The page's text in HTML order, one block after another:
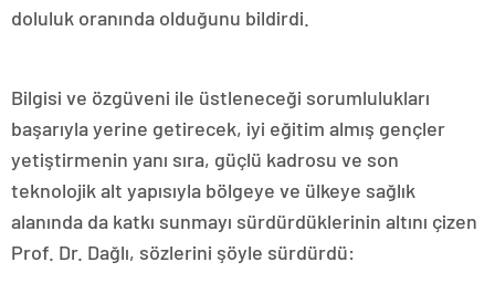
doluluk oranında olduğunu bildirdi.
Bilgisi ve özgüveni ile üstleneceği sorumlulukları
başarıyla yerine getirecek, iyi eğitim almış gençler
yetiştirmenin yanı sıra, güçlü kadrosu ve son
teknolojik alt yapısıyla bölgeye ve ülkeye sağlık
alanında da katkı sunmayı sürdürdüklerinin altını çizen
Prof. Dr. Dağlı, sözlerini şöyle sürdürdü: